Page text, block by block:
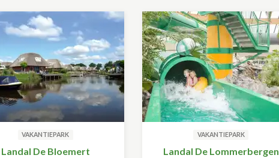
VAKANTIEPARK
Landal De Bloemert
VAKANTIEPARK
Landal De Lommerbergen